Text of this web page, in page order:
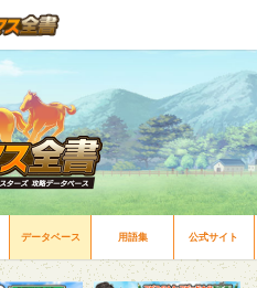
データベース 用語集 公式サイト